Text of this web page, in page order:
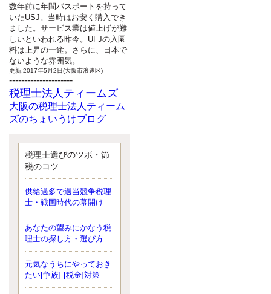
数年前に年間パスポートを持って
いたUSJ。当時はお安く購入でき
ました。サービス業は値上げが難
しいといわれる昨今。UFJの入園
料は上昇の一途。さらに、日本で
ないような雰囲気。
更新:2017年5月2日(大阪市浪速区)
---------------------
税理士法人ティームズ
大阪の税理士法人ティーム
ズのちょいうけブログ
なったことに気付いた、税理士の
北井です。寂しいです。 先日、テ
ィームズイベントとしてバーベキ
ップしようと思いましたが、そこ
はセンスある後のブロガーに任せ
ようと思います。
更新:2017年5月1日(大阪市北区)
---------------------
サクセス会計事務所
サクセス税理士のお役立ち
ブログ
平成２７年１月１日以降開始の相
続より、相続税の基礎控除額（相
税理士選びのツボ・節
税のコツ
供給過多で過当競争税理
士・戦国時代の幕開け
あなたの望みにかなう税
理士の探し方・選び方
元気なうちにやっておき
たい[争族] [税金]対策